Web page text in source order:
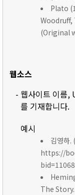
Plato
Woodruff,
(Original
웹소스
- 웹사이트 이름,
를 기재합니다.
예시
김영하.
https://
The Story.